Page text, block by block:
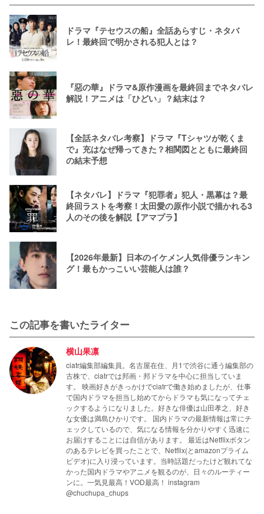
ドラマ『テセウスの船』全話あらすじ・ネタバ
レ！最終回で明かされる犯人とは？
『惡の華』ドラマ&原作漫画を最終回までネタバレ
解説！アニメは「ひどい」？結末は？
【全話ネタバレ考察】ドラマ『Tシャツが乾くま
で』充はなぜ帰ってきた？相関図とともに最終回
の結末予想
【ネタバレ】ドラマ『犯罪者』犯人・黒幕は？最
終回ラストを考察！太田愛の原作小説で描かれる3
人のその後を解説【アマプラ】
【2026年最新】日本のイケメン人気俳優ランキン
グ！最もかっこいい芸能人は誰？
この記事を書いたライター
横山果凛
ciatr編集部編集員。名古屋在住、月1で渋谷に通う編集部の
古株で、ciatrでは邦画・邦ドラマを中心に担当していま
す。 映画好きがきっかけでciatrで働き始めましたが、仕事
で国内ドラマを担当し始めてからドラマも気になってチェ
ックするようになりました。好きな俳優は山田孝之、好き
な女優は満島ひかりです。 国内ドラマの最新情報は常にチ
ェックしているので、気になる情報を分かりやすく迅速に
お届けすることには自信があります。 最近はNetflixボタン
のあるテレビを買ったことで、Netflix(とamazonプライム
ビデオ)に入り浸っています。当時話題だったけど観れてな
かった国内ドラマやアニメを観るのが、日々のルーティー
ンに。一気見最高！VOD最高！ instagram
@chuchupa_chups